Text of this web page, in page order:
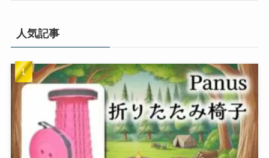
人気記事